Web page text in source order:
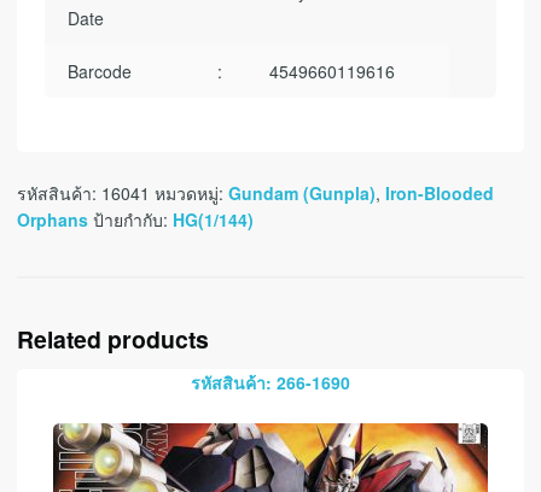
Date
Barcode : 4549660119616
รหัสสินค้า: 16041 หมวดหมู่: Gundam (Gunpla), Iron-Blooded
Orphans ป้ายกำกับ: HG(1/144)
Related products
รหัสสินค้า: 266-1690